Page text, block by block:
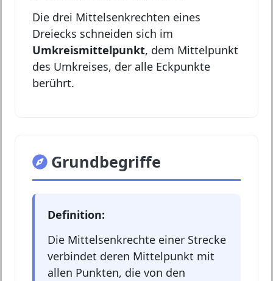
Die drei Mittelsenkrechten eines
Dreiecks schneiden sich im
Umkreismittelpunkt, dem Mittelpunkt
des Umkreises, der alle Eckpunkte
berührt.
Grundbegriffe
Definition:
Die Mittelsenkrechte einer Strecke
verbindet deren Mittelpunkt mit
allen Punkten, die von den